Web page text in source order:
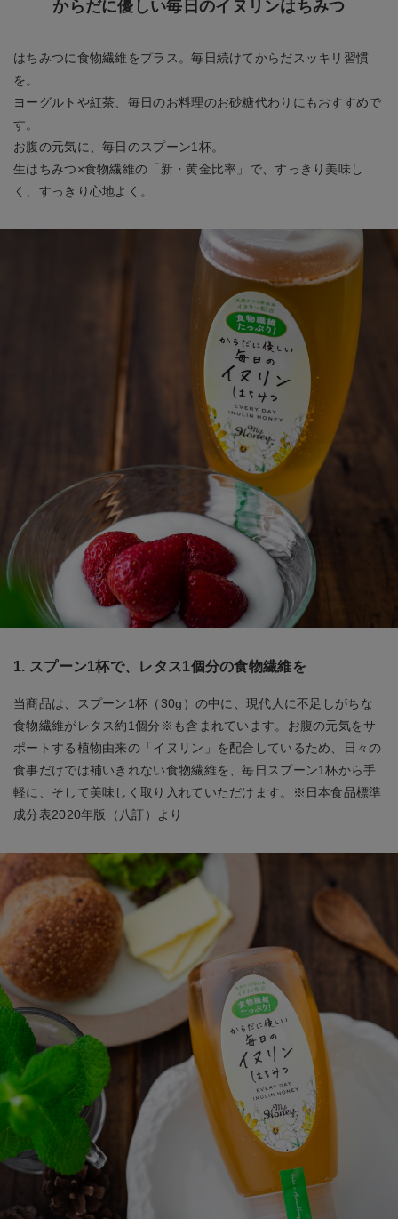
からだに優しい毎日のイヌリンはちみつ
はちみつに食物繊維をプラス。毎日続けてからだスッキリ習慣
を。
ヨーグルトや紅茶、毎日のお料理のお砂糖代わりにもおすすめで
す。
お腹の元気に、毎日のスプーン1杯。
生はちみつ×食物繊維の「新・黄金比率」で、すっきり美味し
く、すっきり心地よく。
1. スプーン1杯で、レタス1個分の食物繊維を
当商品は、スプーン1杯（30g）の中に、現代人に不足しがちな
食物繊維がレタス約1個分※も含まれています。お腹の元気をサ
ポートする植物由来の「イヌリン」を配合しているため、日々の
食事だけでは補いきれない食物繊維を、毎日スプーン1杯から手
軽に、そして美味しく取り入れていただけます。※日本食品標準
成分表2020年版（八訂）より